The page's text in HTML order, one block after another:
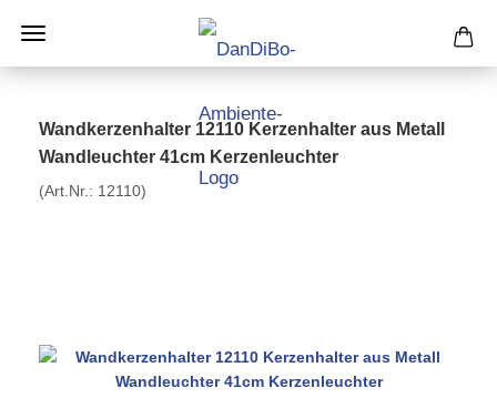
Wandkerzenhalter 12110 Kerzenhalter aus Metall
Wandleuchter 41cm Kerzenleuchter
(Art.Nr.: 12110)